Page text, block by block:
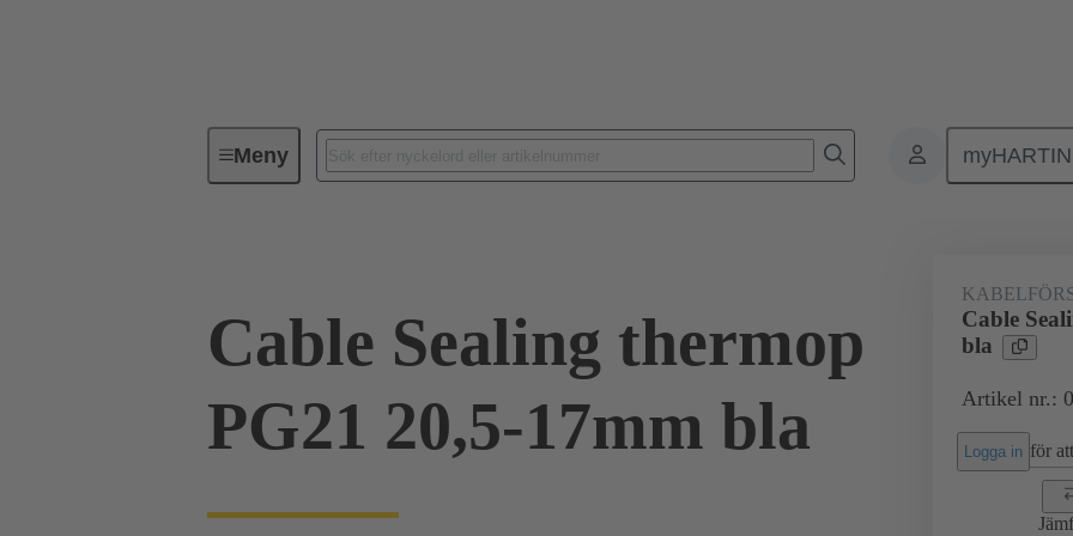
MenyIndustriella kontaktdon / Han® Tillbehör
Cable Sealing thermop
PG21 20,5-17mm bla
Cable
bla
Artikel nr.:
Logga in för